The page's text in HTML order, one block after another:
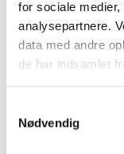
for sociale
analysepartnere.
data med andre
de har indsamlet
Nødvendig
Vi